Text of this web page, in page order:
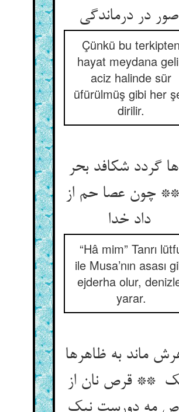
Çünkü bu terkipten
hayat meydana
aciz halinde sür
üfürülmüş gibi her
dirilir.
گردد شکافد بحر
چون عصا حم از
داد خدا
“Hâ mim” Tanrı
ile Musa’nın asası
ejderha olur,
yarar.
ماند به ظاهرها
** قرص نان از